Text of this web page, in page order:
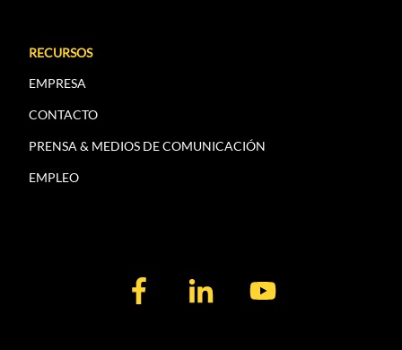
RECURSOS
EMPRESA
CONTACTO
PRENSA & MEDIOS DE COMUNICACIÓN
EMPLEO